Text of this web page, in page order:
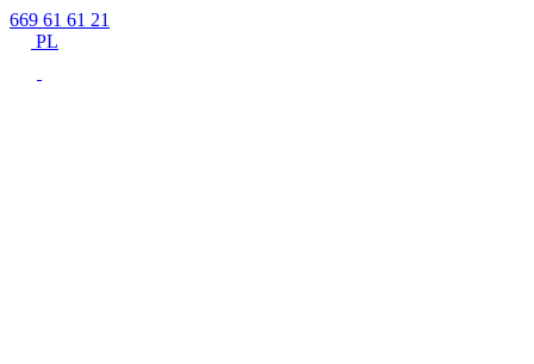
669 61 61 21
PL